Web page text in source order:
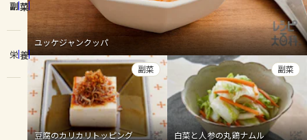
レシピ
トーク
よくあるお問い合わせ
副菜
栄養
ユッケジャンクッパ
豆腐のカリカリトッピング
副菜
白菜と人参の丸鶏ナムル
副菜